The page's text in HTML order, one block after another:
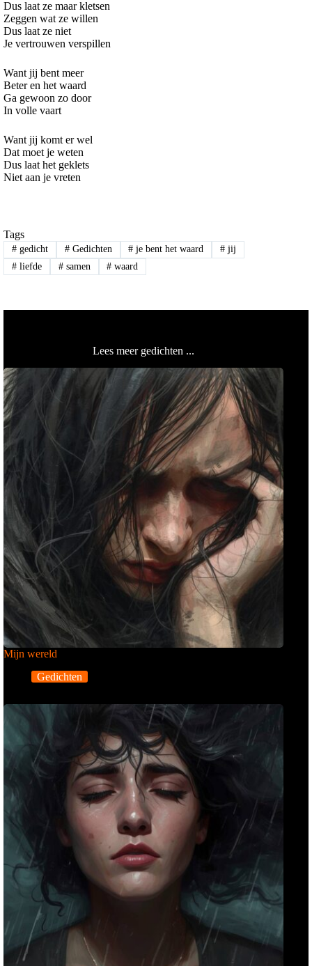
Dus laat ze maar kletsen
Zeggen wat ze willen
Dus laat ze niet
Je vertrouwen verspillen
Want jij bent meer
Beter en het waard
Ga gewoon zo door
In volle vaart
Want jij komt er wel
Dat moet je weten
Dus laat het geklets
Niet aan je vreten
Tags
#gedicht #Gedichten # je bent het waard # jij
#liefde #samen # waard
Lees meer gedichten ...
Mijn wereld
Gedichten